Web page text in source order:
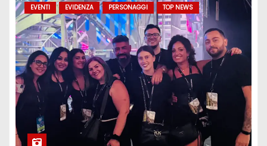
EVENTI EVIDENZA PERSONAGGI TOP NEWS